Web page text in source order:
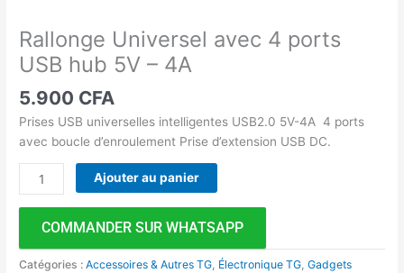
Rallonge Universel avec 4 ports
USB hub 5V – 4A
5.900 CFA
Prises USB universelles intelligentes USB2.0 5V-4A 4 ports
avec boucle d’enroulement Prise d’extension USB DC.
Ajouter au panier
COMMANDER SUR WHATSAPP
Catégories :Accessoires & Autres TG, Électronique TG,Gadgets